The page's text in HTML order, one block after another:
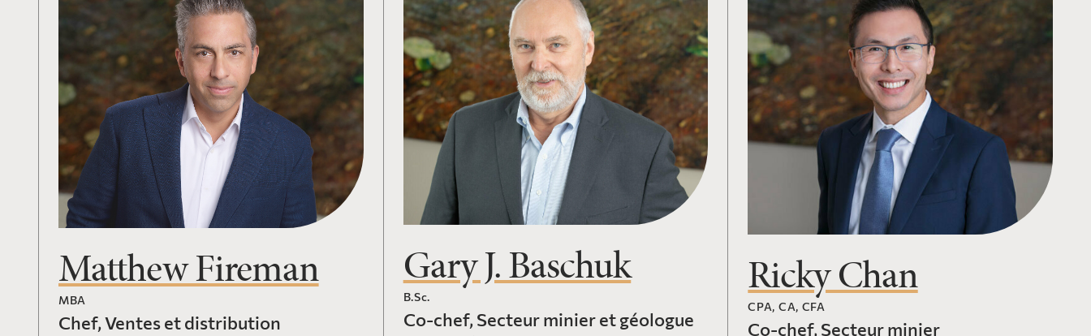
Matthew Fireman
MBA
Chef, Ventes et distribution
Gary J. Baschuk
B.Sc.
Co-chef, Secteur minier et géologue
Ricky Chan
CPA, CA, CFA
Co-chef, Secteur minier